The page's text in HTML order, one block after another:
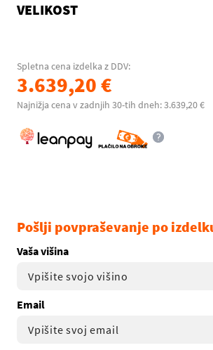
VELIKOST
Spletna cena izdelka z DDV:
3.639,20 €
Najnižja cena v zadnjih 30-tih dneh: 3.639,20 €
Pošlji povpraševanje po
Vaša višina
Email